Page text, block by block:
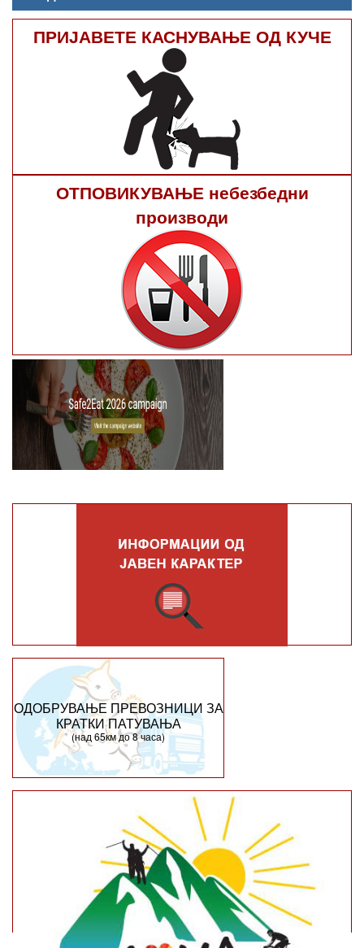
ПРИЈАВЕТЕ КАСНУВАЊЕ ОД КУЧЕ
ОТПОВИКУВАЊЕ небезбедни
производи
ОДОБРУВАЊЕ ПРЕВОЗНИЦИ ЗА
КРАТКИ ПАТУВАЊА
(над 65км до 8 часа)